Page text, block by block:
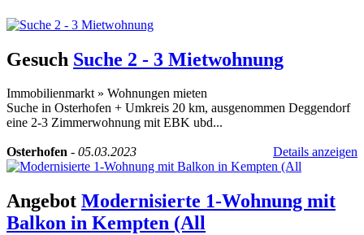
Gesuch Suche 2 - 3 Mietwohnung
Immobilienmarkt » Wohnungen mieten
Suche in Osterhofen + Umkreis 20 km, ausgenommen Deggendorf
eine 2-3 Zimmerwohnung mit EBK ubd...
Osterhofen - 05.03.2023 Details anzeigen
Angebot Modernisierte 1-Wohnung mit
Balkon in Kempten (All